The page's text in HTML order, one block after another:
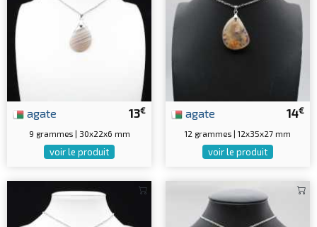
13€
agate
9 grammes | 30x22x6 mm
voir le produit
14€
agate
12 grammes | 12x35x27 mm
voir le produit